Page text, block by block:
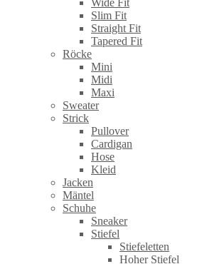
Wide Fit
Slim Fit
Straight Fit
Tapered Fit
Röcke
Mini
Midi
Maxi
Sweater
Strick
Pullover
Cardigan
Hose
Kleid
Jacken
Mäntel
Schuhe
Sneaker
Stiefel
Stiefeletten
Hoher Stiefel